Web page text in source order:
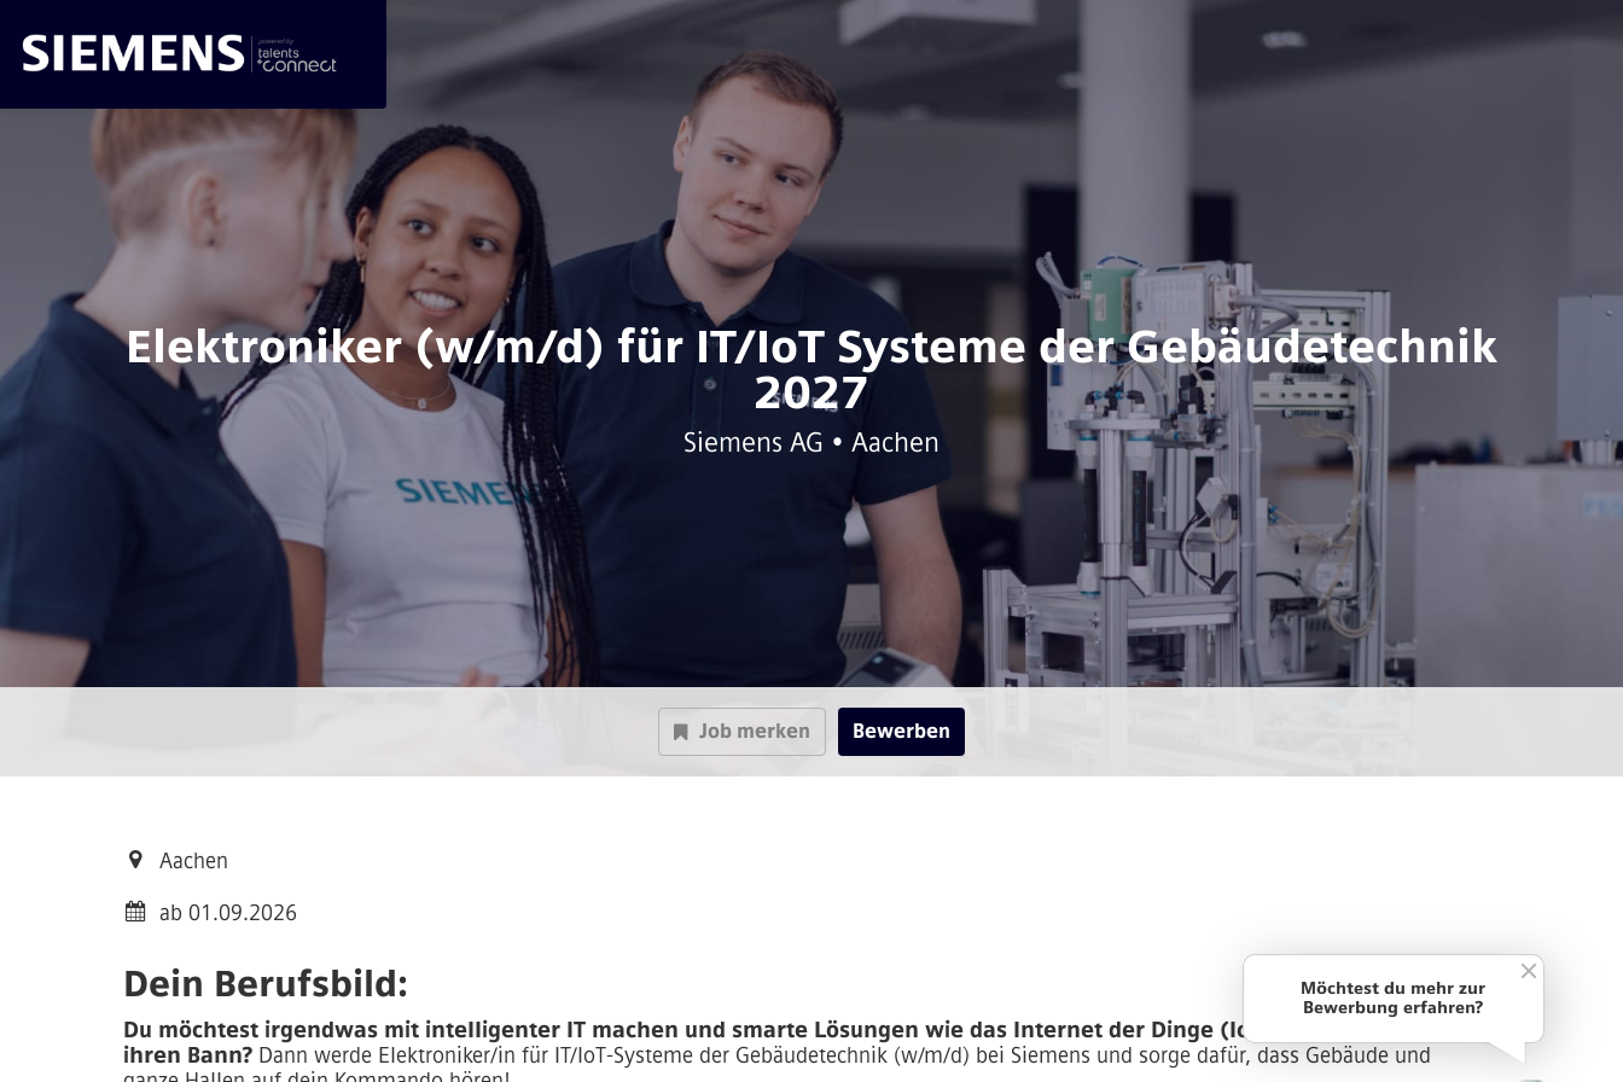
Elektroniker (w/m/d) für IT/IoT Systeme der Gebäudetechnik
2027
Siemens AG • Aachen
Job merken Bewerben
Aachen
ab 01.09.2026
Dein Berufsbild:
Du möchtest irgendwas mit intelligenter IT machen und smarte Lösungen wie das Internet der Dinge (IoT) ziehen dich in
ihren Bann? Dann werde Elektroniker/in für IT/IoT-Systeme der Gebäudetechnik (w/m/d) bei Siemens und sorge dafür, dass Gebäude und
Möchtest du mehr zur
Bewerbung erfahren?